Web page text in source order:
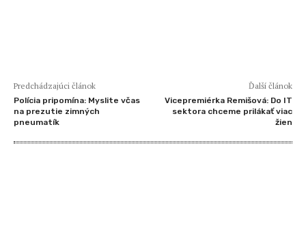
Predchádzajúci článok
Polícia pripomína: Myslite včas
na prezutie zimných
pneumatík
Ďalší článok
Vicepremiérka Remišová: Do IT
sektora chceme prilákať viac
žien